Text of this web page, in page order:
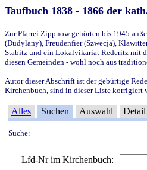
Taufbuch 1838 - 1866 der
Zur Pfarrei Zippnow gehörten bis 1945
(Dudylany), Freudenfier (Szwecja),
Stabitz und ein Lokalvikariat Rederitz mit
diesen Gemeinden - wohl noch aus
Autor dieser Abschrift ist der gebürtige
Kirchenbuch, sind in dieser Liste korrigiert
Alles Suchen Auswahl Detail
Suche:
Lfd-Nr im Kirchenbuch: